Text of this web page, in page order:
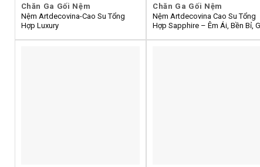
Chăn Ga Gối Nệm
Nệm Artdecovina-Cao Su Tổng
Hợp Luxury
Chăn Ga Gối Nệm
Nệm Artdecovina Cao Su Tổng
Hợp Sapphire – Êm Ái, Bền Bỉ, Giá